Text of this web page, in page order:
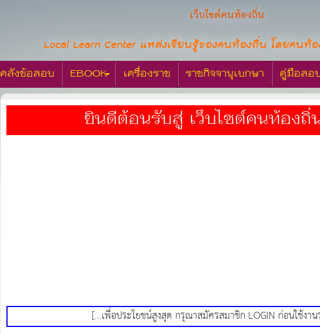
เว็บไซต์คนท้องถิ่น
Local Learn Center แหล่งเรียนรู้ของคนท้องถิ่น โดยคน
คลังข้อสอบ EBOOK เครื่องราช ราชกิจจานุเบกษา คู่มือสอ
ยินดีต้อนรับสู่ เว็บไซต์คนท้องถิ่น แหล่
[...เพื่อประโยชน์สูงสุด กรุณาสมัครสมาชิก